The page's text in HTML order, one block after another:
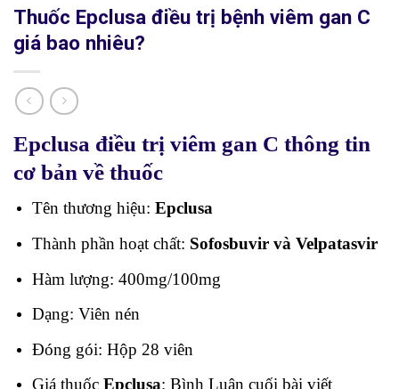
Thuốc Epclusa điều trị bệnh viêm gan C
giá bao nhiêu?
Epclusa điều trị viêm gan C thông tin
cơ bản về thuốc
Tên thương hiệu: Epclusa
Thành phần hoạt chất: Sofosbuvir và Velpatasvir
Hàm lượng: 400mg/100mg
Dạng: Viên nén
Đóng gói: Hộp 28 viên
Giá thuốc Epclusa: Bình Luận cuối bài viết